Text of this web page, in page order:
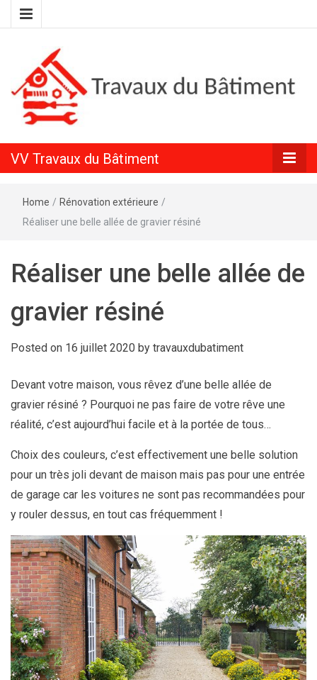
VV Travaux
VV Travaux du Bâtiment
Home / Rénovation extérieure /
Réaliser une belle allée de gravier résiné
Réaliser une belle allée de
gravier résiné
Posted on 16 juillet 2020 by travauxdubatiment
Devant votre maison, vous rêvez d’une belle allée de
gravier résiné ? Pourquoi ne pas faire de votre rêve une
réalité, c’est aujourd’hui facile et à la portée de tous…
Choix des couleurs, c’est effectivement une belle solution
pour un très joli devant de maison mais pas pour une entrée
de garage car les voitures ne sont pas recommandées pour
y rouler dessus, en tout cas fréquemment !